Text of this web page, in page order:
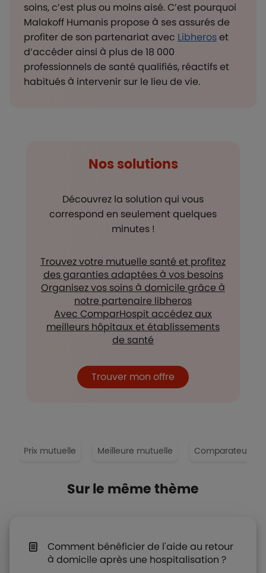
soins, c’est plus ou moins aisé. C’est pourquoi
Malakoff Humanis propose à ses assurés de
profiter de son partenariat avec Libheroset
d’accéder ainsi à plus de 18 000
professionnels de santé qualifiés, réactifs et
habitués à intervenir sur le lieu de vie.
Nos solutions
Découvrez la solution qui vous
correspond en seulement quelques
minutes !
Trouvez votre mutuelle santé et profitez
des garanties adaptées à vos besoins
Organisez vos soins à domicile grâce à
notre partenaire libheros
Avec ComparHospit accédez aux
meilleurs hôpitaux et établissements
de santé
Trouver mon offre
Prix mutuelle Meilleure mutuelle Comparateur
Sur le même thème
Comment bénéficier de l'aide au retour
à domicile après une hospitalisation ?